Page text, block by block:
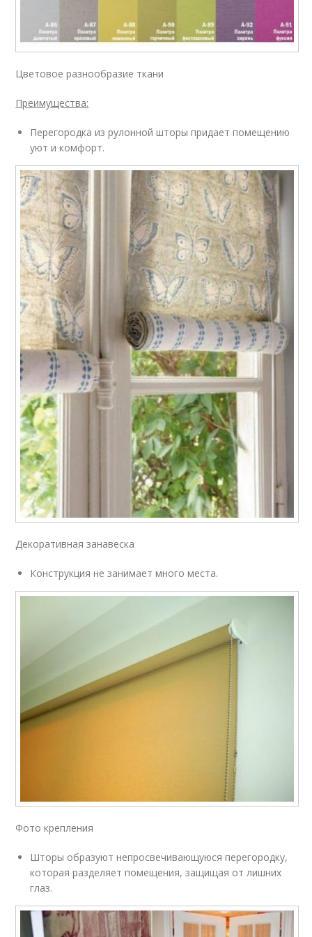
Цветовое разнообразие ткани
Преимущества:
Перегородка из рулонной шторы придает помещению
уют и комфорт.
Декоративная занавеска
Конструкция не занимает много места.
Фото крепления
Шторы образуют непросвечивающуюся перегородку,
которая разделяет помещения, защищая от лишних
глаз.